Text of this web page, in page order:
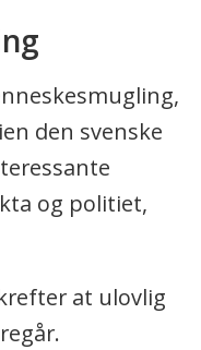
den svenske
og politiet,
at ulovlig